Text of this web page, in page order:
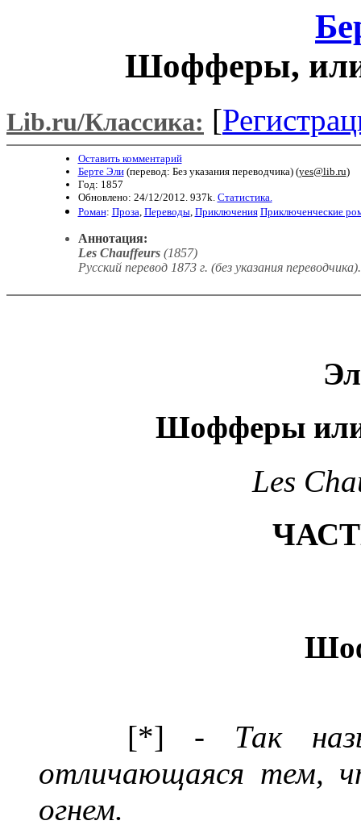
Шофферы,
Lib.ru/Классика: [
Оставить комментарий
Берте Эли(перевод: Без указания переводчика) (yes@lib.ru)
Год: 1857
Обновлено: 24/12/2012. 937k. Статистика.
Роман: Проза Переводы, Приключения Приключенческие
Аннотация:
Les Chauffeurs(1857)
Русский перевод 1873 г. (без указания переводчика).
Шофферы
Les
[*] - Так
отличающаяся тем,
огнем.